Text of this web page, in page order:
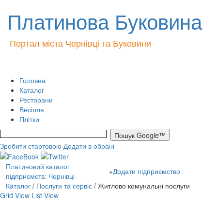
Платинова Буковина
Портал міста Чернівці та Буковини
Головна
Каталог
Ресторани
Весілля
Плітки
Зробити стартовою Додати в обрані
Платиновий каталог
підприємств: Чернівці
+Додати підприємство
Кaталог/ Послуги та сервіс/ Житлово комунальні послуги
Grid View List View